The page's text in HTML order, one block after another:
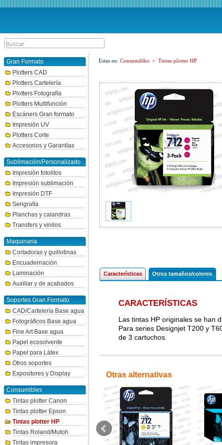
Gran Formato
Plotters CAD
Plotters Cartelería
Plotters Fotografía
Plotters Multifunción
Escáners Gran formato
Impresión UV
Plotters Corte
Accesorios y Garantías
Sublimación/Personalizado
Impresión fotolitos
Impresión sublimación
Impresión DTF
Serigrafía
Planchas y calandras
Transfers y vinilos
Maquinaria
Cortadoras y guillotinas
Encuadernación
Laminación
Auxiliar y de acabados
Soportes Gran Formato
CAD/Cartelería Base agua
Fotográficos Base agua
Fine Art Base agua
Papel ecosolvente
Papel para Látex
Otros soportes
Expositores y Display
Consumibles
Tintas plotter Canon
Tintas plotter Epson
Tintas plotter HP
Tintas Roland/Mutoh
Tintas impresora
Estas en: Consumibles > Tintas plotter HP
Características Otros tamaños/colores
CARACTERÍSTICAS
Las tintas HP originales se han
Para series Designjet T200 y
de 3 cartuchos.
Otras alternativas